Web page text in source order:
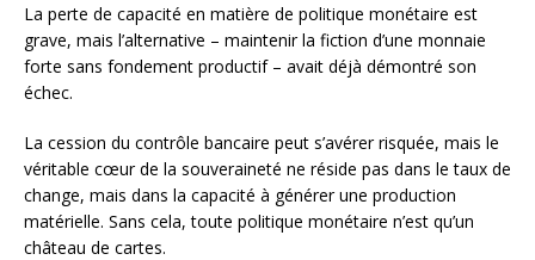
La perte de capacité en matière de politique monétaire est
grave, mais l’alternative – maintenir la fiction d’une monnaie
forte sans fondement productif – avait déjà démontré son
échec.
La cession du contrôle bancaire peut s’avérer risquée, mais le
véritable cœur de la souveraineté ne réside pas dans le taux de
change, mais dans la capacité à générer une production
matérielle. Sans cela, toute politique monétaire n’est qu’un
château de cartes.